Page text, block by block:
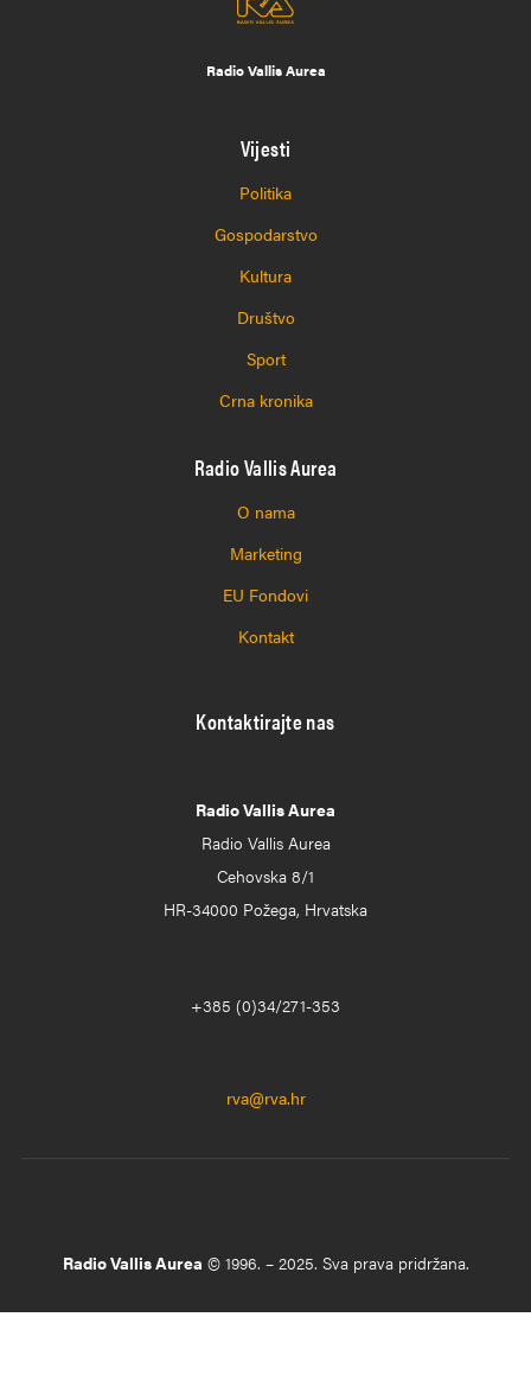
Radio Vallis Aurea
Vijesti
Politika
Gospodarstvo
Kultura
Društvo
Sport
Crna kronika
Radio Vallis Aurea
O nama
Marketing
EU Fondovi
Kontakt
Kontaktirajte nas
Radio Vallis Aurea
Radio Vallis Aurea
Cehovska 8/1
HR-34000 Požega, Hrvatska
+385 (0)34/271-353
rva@rva.hr
Radio Vallis Aurea © 1996. – 2025. Sva prava pridržana.